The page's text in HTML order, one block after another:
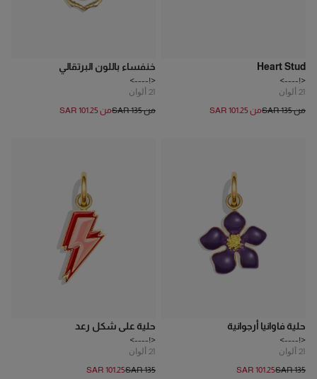
Heart Stud
<!---->
21 ألوان
من SAR 135
من SAR 101.25
خنفساء باللون البرتقالي
<!---->
21 ألوان
من SAR 135
من SAR 101.25
حلية فاوانيا أرجوانية
<!---->
21 ألوان
SAR 135
SAR 101.25
حلية على شكل رعد
<!---->
21 ألوان
SAR 135
SAR 101.25